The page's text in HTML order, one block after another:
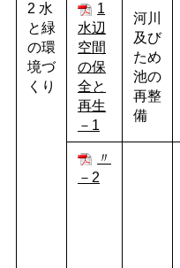
2 水
と緑
の環
境づ
くり
1
水辺
空間
の保
全と
再生
－1
河川
及び
ため
池の
再整
備
〃
－2